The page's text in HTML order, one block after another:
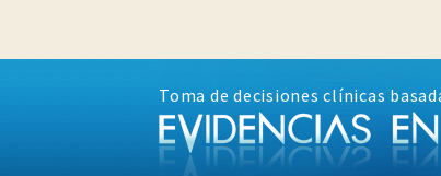
Toma de decisiones clínicas